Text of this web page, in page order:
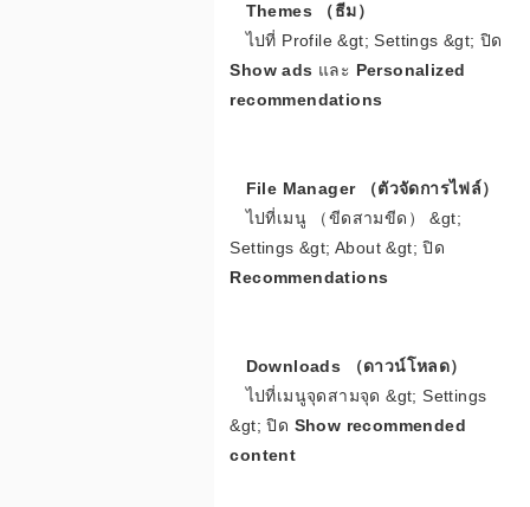
Themes （ธีม）
ไปที่ Profile &gt; Settings &gt; ปิด
Show ads และ Personalized
recommendations
File Manager （ตัวจัดการไฟล์）
ไปที่เมนู （ขีดสามขีด） &gt;
Settings &gt; About &gt; ปิด
Recommendations
Downloads （ดาวน์โหลด）
ไปที่เมนูจุดสามจุด &gt; Settings
&gt; ปิด Show recommended
content